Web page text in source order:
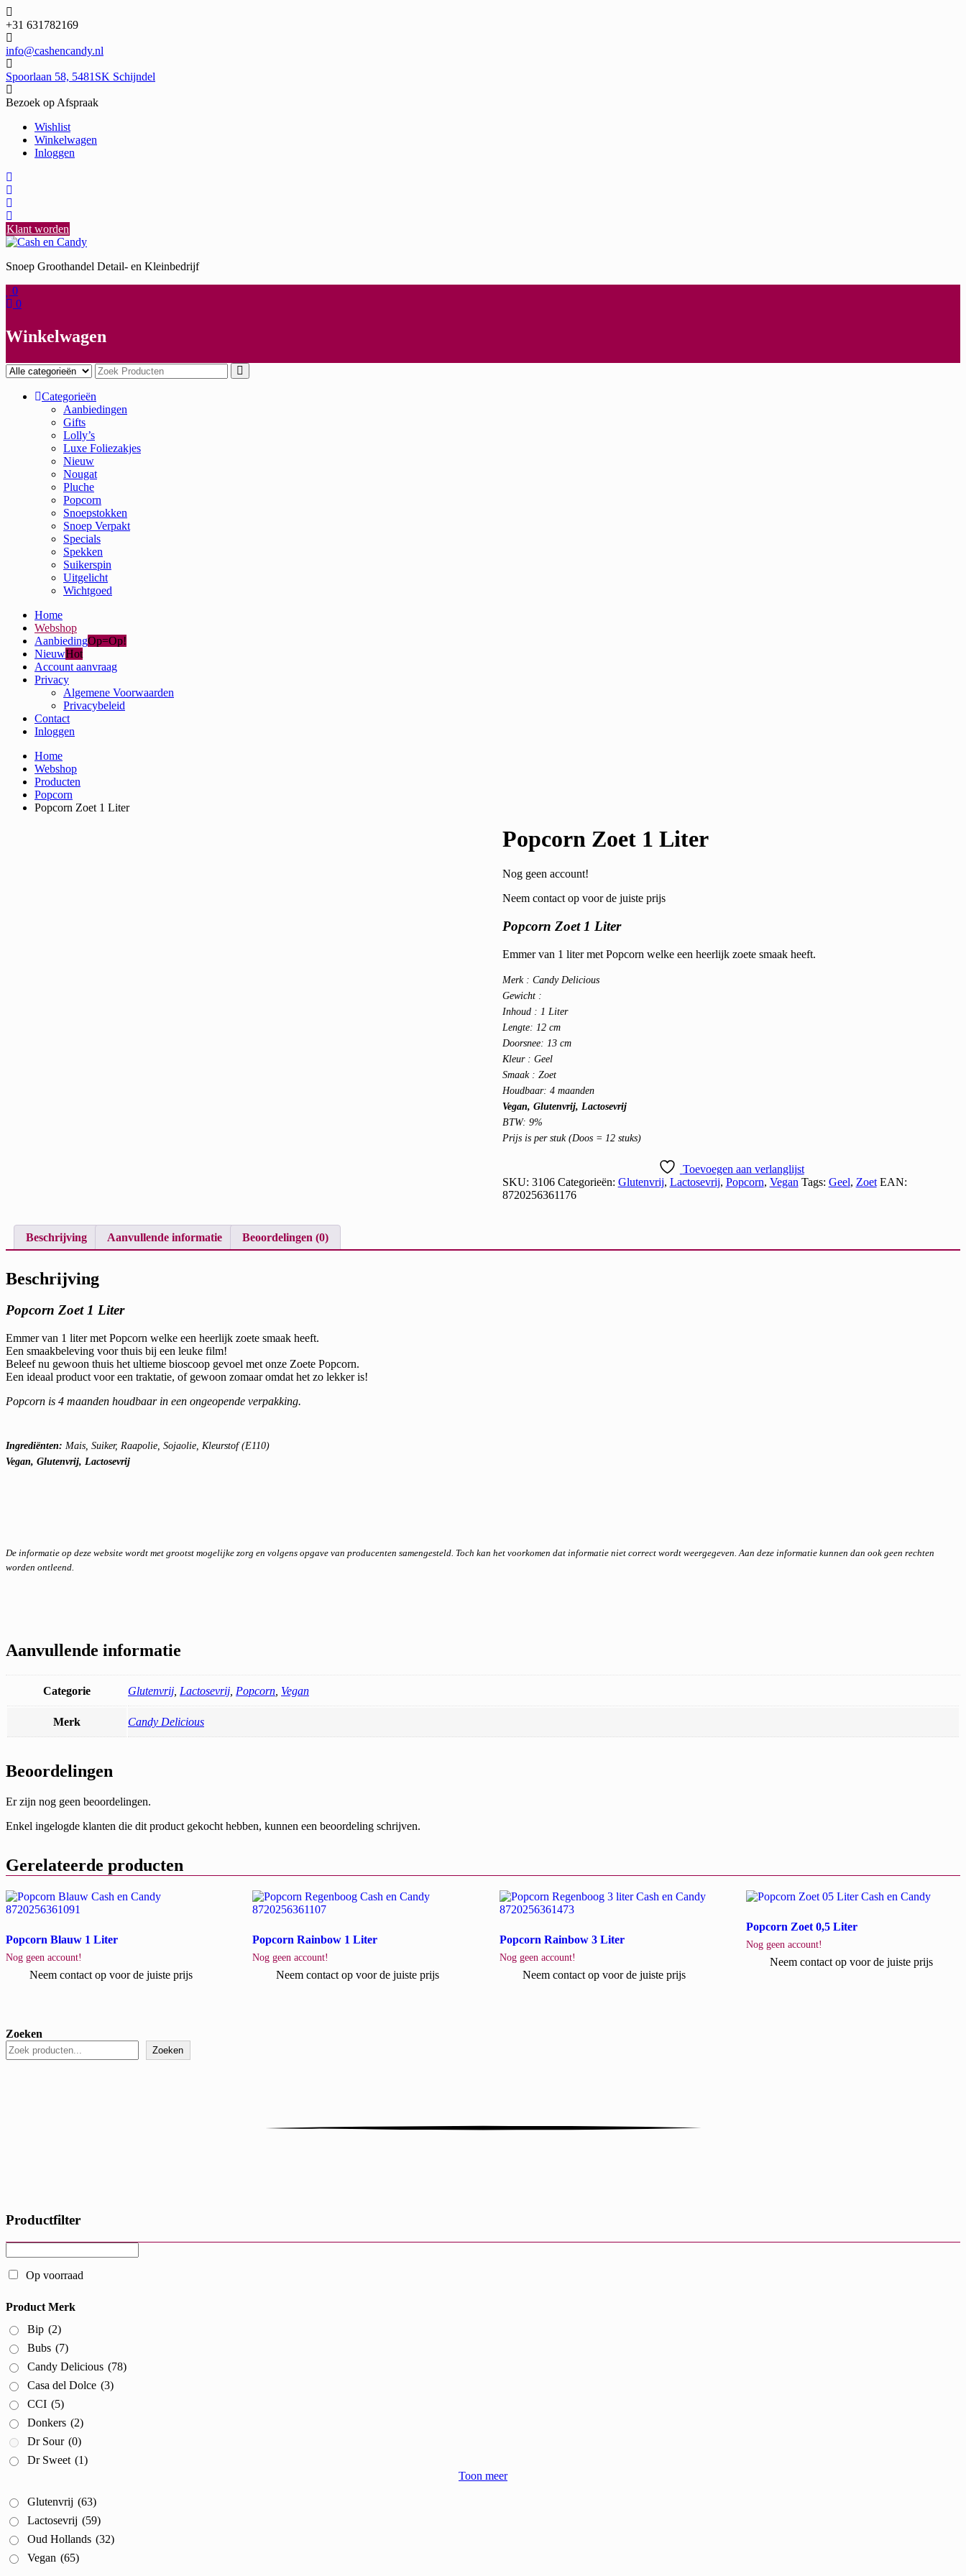
Ga
naar
de
inhoud
+31 631782169
info@cashencandy.nl
Spoorlaan 58, 5481SK Schijndel
Bezoek op Afspraak
Wishlist
Winkelwagen
Inloggen
Klant worden
Snoep Groothandel Detail- en Kleinbedrijf
0
0
Winkelwagen
Categorieën
Aanbiedingen
Gifts
Lolly’s
Luxe Foliezakjes
Nieuw
Nougat
Pluche
Popcorn
Snoepstokken
Snoep Verpakt
Specials
Spekken
Suikerspin
Uitgelicht
Wichtgoed
Home
Webshop
AanbiedingOp=Op!
NieuwHot
Account aanvraag
Privacy
Algemene Voorwaarden
Privacybeleid
Contact
Inloggen
Home
Webshop
Producten
Popcorn
Popcorn Zoet 1 Liter
Popcorn Zoet 1 Liter
Nog geen account!
Neem contact op voor de juiste prijs
Popcorn Zoet 1 Liter
Emmer van 1 liter met Popcorn welke een heerlijk zoete smaak heeft.
Merk : Candy Delicious
Gewicht :
Inhoud : 1 Liter
Lengte: 12 cm
Doorsnee: 13 cm
Kleur : Geel
Smaak : Zoet
Houdbaar: 4 maanden
Vegan, Glutenvrij, Lactosevrij
BTW: 9%
Prijs is per stuk (Doos = 12 stuks)
Toevoegen aan verlanglijst
SKU: 3106 Categorieën: Glutenvrij, Lactosevrij, Popcorn, Vegan Tags: Geel, Zoet EAN:
8720256361176
Beschrijving Aanvullende informatie Beoordelingen (0)
Beschrijving
Popcorn Zoet 1 Liter
Emmer van 1 liter met Popcorn welke een heerlijk zoete smaak heeft.
Een smaakbeleving voor thuis bij een leuke film!
Beleef nu gewoon thuis het ultieme bioscoop gevoel met onze Zoete Popcorn.
Een ideaal product voor een traktatie, of gewoon zomaar omdat het zo lekker is!
Popcorn is 4 maanden houdbaar in een ongeopende verpakking.
Ingrediënten: Mais, Suiker, Raapolie, Sojaolie, Kleurstof (E110)
Vegan, Glutenvrij, Lactosevrij
De informatie op deze website wordt met grootst mogelijke zorg en volgens opgave van producenten samengesteld. Toch kan het voorkomen dat informatie niet correct wordt weergegeven. Aan deze informatie kunnen dan ook geen rechten
worden ontleend.
Aanvullende informatie
Categorie Glutenvrij Lactosevrij Popcorn Vegan
Merk Candy Delicious
Beoordelingen
Er zijn nog geen beoordelingen.
Enkel ingelogde klanten die dit product gekocht hebben, kunnen een beoordeling schrijven.
Gerelateerde producten
Popcorn Blauw 1 Liter
Nog geen account!
Neem contact op voor de juiste prijs
Popcorn Rainbow 1 Liter
Nog geen account!
Neem contact op voor de juiste prijs
Popcorn Rainbow 3 Liter
Nog geen account!
Neem contact op voor de juiste prijs
Popcorn Zoet 0,5 Liter
Nog geen account!
Neem contact op voor de juiste prijs
Zoeken
Zoeken
Productfilter
Op voorraad
Product Merk
Bip (2)
Bubs (7)
Candy Delicious (78)
Casa del Dolce (3)
CCI (5)
Donkers (2)
Dr Sour (0)
Dr Sweet (1)
Toon meer
Glutenvrij (63)
Lactosevrij (59)
Oud Hollands (32)
Vegan (65)